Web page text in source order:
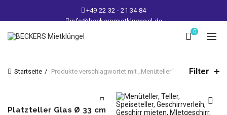
+49 22 32 - 21 34 84
info@beckersmietkluengel.de
Lager: Gutenbergstraße 1 - 50389 Wesseling
Mo - Fr: 9 – 17 Uhr, Sa: 9 – 12 Uhr
0
Startseite Produkte verschlagwortet mit „Menüteller“ Filter
Platzteller Glas Ø 33 cm